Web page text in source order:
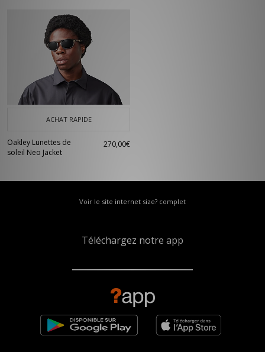
ACHAT RAPIDE
Oakley Lunettes de
soleil Neo Jacket
270,00€
Voir le site internet size? complet
Téléchargez notre app